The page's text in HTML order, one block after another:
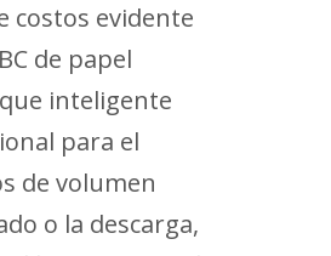
costos evidente
de papel
inteligente
para el
de volumen
o la descarga,